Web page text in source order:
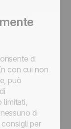
di
con cui non
può
limitati,
di
per